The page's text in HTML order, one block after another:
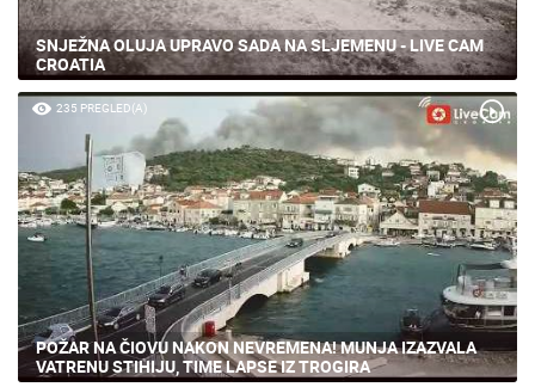
SNJEŽNA OLUJA UPRAVO SADA NA SLJEMENU - LIVE CAM
CROATIA
235 PREGLED(A)
POŽAR NA ČIOVU NAKON NEVREMENA! MUNJA IZAZVALA
VATRENU STIHIJU, TIME LAPSE IZ TROGIRA